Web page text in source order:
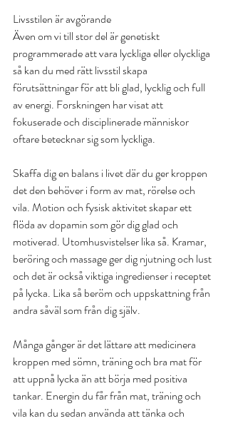
Livsstilen är avgörande
Även om vi till stor del är genetiskt
programmerade att vara lyckliga eller olyckliga
så kan du med rätt livsstil skapa
förutsättningar för att bli glad, lycklig och full
av energi. Forskningen har visat att
fokuserade och disciplinerade människor
oftare betecknar sig som lyckliga.
Skaffa dig en balans i livet där du ger kroppen
det den behöver i form av mat, rörelse och
vila. Motion och fysisk aktivitet skapar ett
flöda av dopamin som gör dig glad och
motiverad. Utomhusvistelser lika så. Kramar,
beröring och massage ger dig njutning och lust
och det är också viktiga ingredienser i receptet
på lycka. Lika så beröm och uppskattning från
andra såväl som från dig själv.
Många gånger är det lättare att medicinera
kroppen med sömn, träning och bra mat för
att uppnå lycka än att börja med positiva
tankar. Energin du får från mat, träning och
vila kan du sedan använda att tänka och